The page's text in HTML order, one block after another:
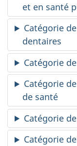
et en santé
Catégorie
dentaires
Catégorie
Catégorie
de santé
Catégorie
Catégorie